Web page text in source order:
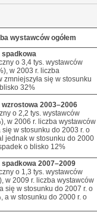
wystawców ogółem
spadkowa
o 3,4 tys. wystawców
w 2003 r. liczba
zmniejszyła się w stosunku
32%
wzrostowa 2003–2006
o 2,2 tys. wystawców
w 2006 r. liczba wystawców
się w stosunku do 2003 r. o
jednak w stosunku do 2000
o blisko 12%
spadkowa 2007–2009
o 1,3 tys. wystawców
w 2009 r. liczba wystawców
się w stosunku do 2007 r. o
a w stosunku do 2000 r. o